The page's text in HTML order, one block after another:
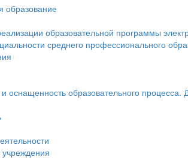
образование
образовательной программы
среднего профессионального
оснащенность образовательного процесса.
учреждения